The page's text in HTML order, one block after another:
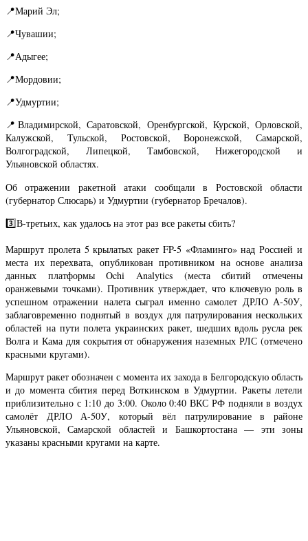
📍Марий Эл;
📍Чувашии;
📍Адыгее;
📍Мордовии;
📍Удмуртии;
📍Владимирской, Саратовской, Оренбургской, Курской, Орловской,
Калужской, Тульской, Ростовской, Воронежской, Самарской,
Волгоградской, Липецкой, Тамбовской, Нижегородской и
Ульяновской областях.
Об отражении ракетной атаки сообщали в Ростовской области
(губернатор Слюсарь) и Удмуртии (губернатор Бречалов).
3️⃣В-третьих, как удалось на этот раз все ракеты сбить?
Маршрут пролета 5 крылатых ракет FP-5 «Фламинго» над Россией и
места их перехвата, опубликован противником на основе анализа
данных платформы Ochi Analytics (места сбитий отмечены
оранжевыми точками). Противник утверждает, что ключевую роль в
успешном отражении налета сыграл именно самолет ДРЛО А-50У,
заблаговременно поднятый в воздух для патрулирования нескольких
областей на пути полета украинских ракет, шедших вдоль русла рек
Волга и Кама для сокрытия от обнаружения наземных РЛС (отмечено
красными кругами).
Маршрут ракет обозначен с момента их захода в Белгородскую область
и до момента сбития перед Воткинском в Удмуртии. Ракеты летели
приблизительно с 1:10 до 3:00. Около 0:40 ВКС РФ подняли в воздух
самолёт ДРЛО А-50У, который вёл патрулирование в районе
Ульяновской, Самарской областей и Башкортостана — эти зоны
указаны красными кругами на карте.